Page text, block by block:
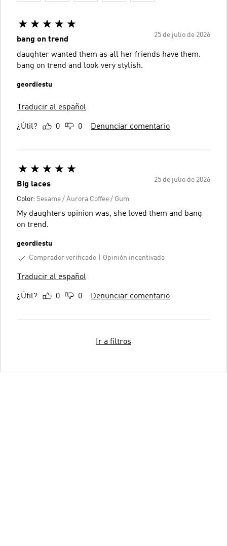
25 de julio de 2026
bang on trend
daughter wanted them as all her friends have them.
bang on trend and look very stylish.
geordiestu
Traducir al español
¿Útil? 0 0 Denunciar comentario
25 de julio de 2026
Big laces
Color: Sesame / Aurora Coffee / Gum
My daughters opinion was, she loved them and bang
on trend.
geordiestu
Comprador verificado
Opinión incentivada
Traducir al español
¿Útil? 0 0 Denunciar comentario
Ir a filtros